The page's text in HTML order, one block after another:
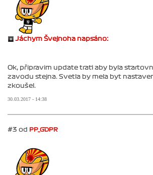
Jáchym Švejnoha napsáno:
Ok, připravim update trati aby byla
zavodu stejna. Svetla by mela byt
zkoušel.
30.03.2017 - 14:38
#3 od PP_GDPR